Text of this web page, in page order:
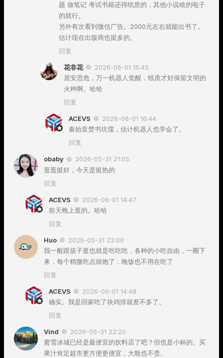
题 做笔记 考试书籍还得纸质的，其他小说啥的电子
的就行。
另外有次看到微信广告。2000元左右就能出书了。
估计现在出版商也挺多的。
回复
花非花
2026-06-01 15:45
居安思危，万一机器人觉醒，纸质才好保留文明的
火种啊。哈哈
回复
ACEVS
2026-06-01 16:44
秦始皇焚书坑儒，估计机器人也学会了。
回复
obaby
2026-05-31 21:05
逛逛挺好，今天是挺热的
回复
ACEVS
2026-06-01 14:47
前天晚上逛的。哈哈
回复
Huo
2026-05-31 22:00
我一般跟孩子逛也就是吃吃吃，各种的小吃自由，一圈下
来，每个稍微吃点就饱了，晚饭也不用在吃了
回复
ACEVS
2026-06-01 14:48
确实。我是回家吃了块鸡排就差不多了。
回复
Vind
2026-05-31 22:20
蜜雪冰城已经是最便宜的饮料店了吧？但也是小杯的。买
果汁肯定超市更方便更便宜，大瓶也不贵。